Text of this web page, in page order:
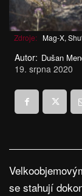
Zdroje: Mag-X,
Autor: Dušan
19. srpna 2020
se stahují